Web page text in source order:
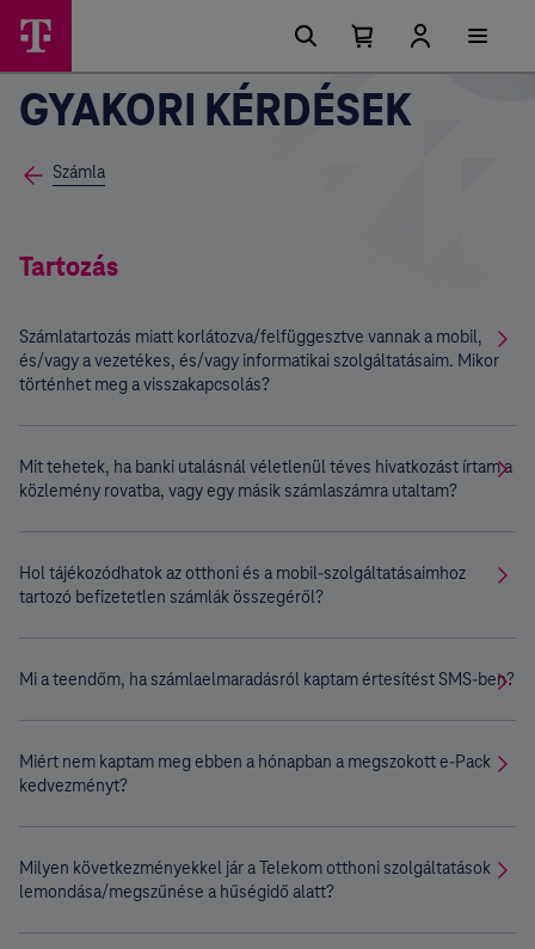
lehetőségek
Kosárban
található
elemek
száma
Kosár
GYAKORI KÉRDÉSEK
Számla
Tartozás
Számlatartozás miatt korlátozva/felfüggesztve vannak a mobil,
és/vagy a vezetékes, és/vagy informatikai szolgáltatásaim. Mikor
történhet meg a visszakapcsolás?
Mit tehetek, ha banki utalásnál véletlenül téves hivatkozást írtam a
közlemény rovatba, vagy egy másik számlaszámra utaltam?
Hol tájékozódhatok az otthoni és a mobil-szolgáltatásaimhoz
tartozó befizetetlen számlák összegéről?
Mi a teendőm, ha számlaelmaradásról kaptam értesítést SMS-ben?
Miért nem kaptam meg ebben a hónapban a megszokott e-Pack
kedvezményt?
Milyen következményekkel jár a Telekom otthoni szolgáltatások
lemondása/megszűnése a hűségidő alatt?